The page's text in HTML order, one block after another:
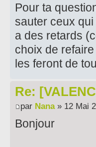
Pour ta
sauter ceux
a des retards
choix de
les feront de
Re:
par Nana» 12 Mai
Bonjour